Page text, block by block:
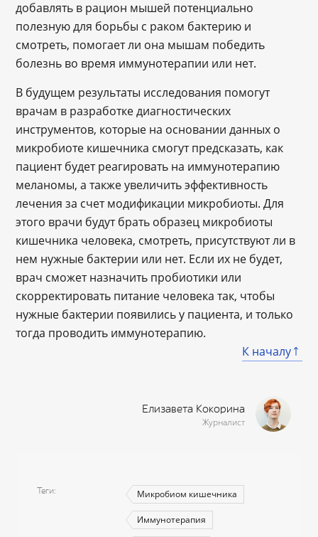
добавлять в рацион мышей потенциально
полезную для борьбы с раком бактерию и
смотреть, помогает ли она мышам победить
болезнь во время иммунотерапии или нет.
В будущем результаты исследования помогут
врачам в разработке диагностических
инструментов, которые на основании данных о
микробиоте кишечника смогут предсказать, как
пациент будет реагировать на иммунотерапию
меланомы, а также увеличить эффективность
лечения за счет модификации микробиоты. Для
этого врачи будут брать образец микробиоты
кишечника человека, смотреть, присутствуют ли в
нем нужные бактерии или нет. Если их не будет,
врач сможет назначить пробиотики или
скорректировать питание человека так, чтобы
нужные бактерии появились у пациента, и только
тогда проводить иммунотерапию.
К началу
Елизавета Кокорина
Журналист
Теги Микробиом кишечника
Иммунотерапия